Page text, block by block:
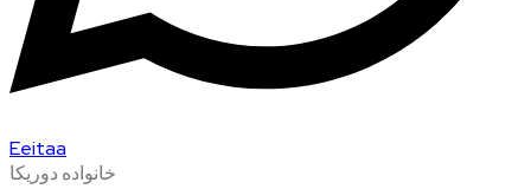
Eeitaa
خانواده دوریکا